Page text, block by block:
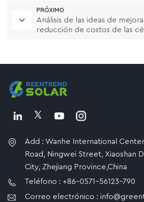
PRÓXIMO
Análisis de las ideas de
reducción de costos de las
Add : Wanhe International
Road, Ningwei Street, Xiaoshan
City, Zhejiang Province,China
Teléfono : +86-0571-56123-790
Correo electrónico :